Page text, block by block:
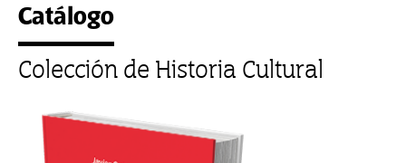
Catálogo
Colección de Historia Cultural